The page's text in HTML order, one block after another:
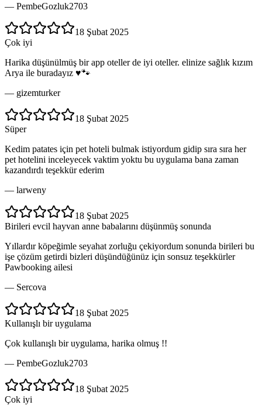
— PembeGozluk2703
18 Şubat 2025
Çok iyi
Harika düşünülmüş bir app oteller de iyi oteller. elinize sağlık kızım
Arya ile buradayız ♥️🐾
— gizemturker
18 Şubat 2025
Süper
Kedim patates için pet hoteli bulmak istiyordum gidip sıra sıra her
pet hotelini inceleyecek vaktim yoktu bu uygulama bana zaman
kazandırdı teşekkür ederim
— larweny
18 Şubat 2025
Birileri evcil hayvan anne babalarını düşünmüş sonunda
Yıllardır köpeğimle seyahat zorluğu çekiyordum sonunda birileri bu
işe çözüm getirdi bizleri düşündüğünüz için sonsuz teşekkürler
Pawbooking ailesi
— Sercova
18 Şubat 2025
Kullanışlı bir uygulama
Çok kullanışlı bir uygulama, harika olmuş !!
— PembeGozluk2703
18 Şubat 2025
Çok iyi